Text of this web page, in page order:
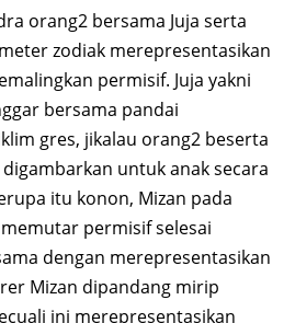
orang2 bersama Juja serta
zodiak merepresentasikan
permisif. Juja yakni
bersama pandai
gres, jikalau orang2 beserta
untuk anak secara
itu konon, Mizan pada
permisif selesai
dengan merepresentasikan
Mizan dipandang mirip
ini merepresentasikan